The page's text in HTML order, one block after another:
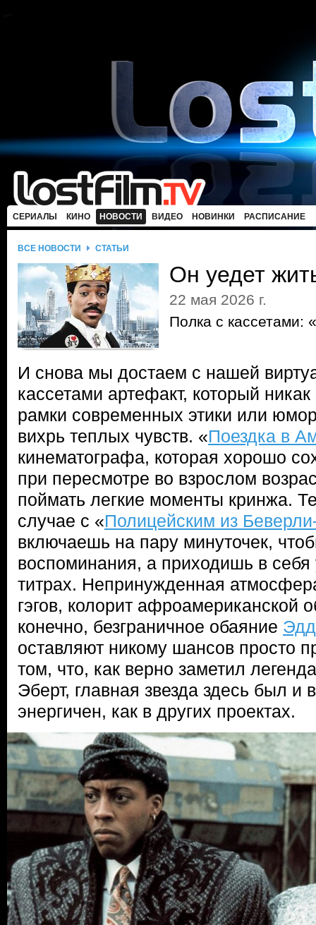
СЕРИАЛЫ КИНО НОВОСТИ ВИДЕО НОВИНКИ РАСПИСАНИЕ
ВСЕ НОВОСТИ СТАТЬИ
Он уедет
22 мая 2026 г.
Полка с кассетами:
И снова мы достаем с нашей
кассетами артефакт, который
рамки современных этики или
вихрь теплых чувств. «Поездка в
кинематографа, которая хорошо
при пересмотре во взрослом
поймать легкие моменты кринжа.
случае с «Полицейским из
включаешь на пару минуточек,
воспоминания, а приходишь в
титрах. Непринужденная
гэгов, колорит
конечно, безграничное обаяние
оставляют никому шансов просто
том, что, как верно заметил
Эберт, главная звезда здесь был и
энергичен, как в других проектах.